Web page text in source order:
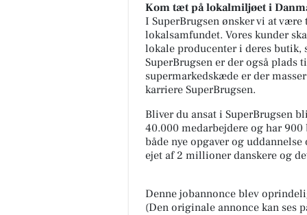
Kom tæt på lokalmiljøet i
I SuperBrugsen ønsker vi at
lokalsamfundet. Vores kunder
lokale producenter i deres
SuperBrugsen er der også plads
supermarkedskæde er der
karriere SuperBrugsen.
Bliver du ansat i SuperBrugsen
40.000 medarbejdere og har
både nye opgaver og
ejet af 2 millioner danskere og
Denne jobannonce blev
(Den originale annonce kan ses